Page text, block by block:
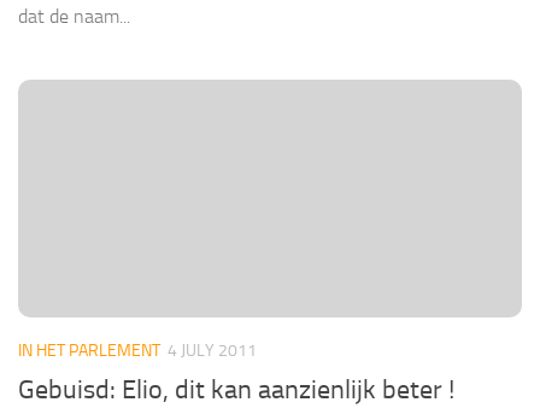
dat de naam...
IN HET PARLEMENT 4 JULY 2011
Gebuisd: Elio, dit kan aanzienlijk beter !